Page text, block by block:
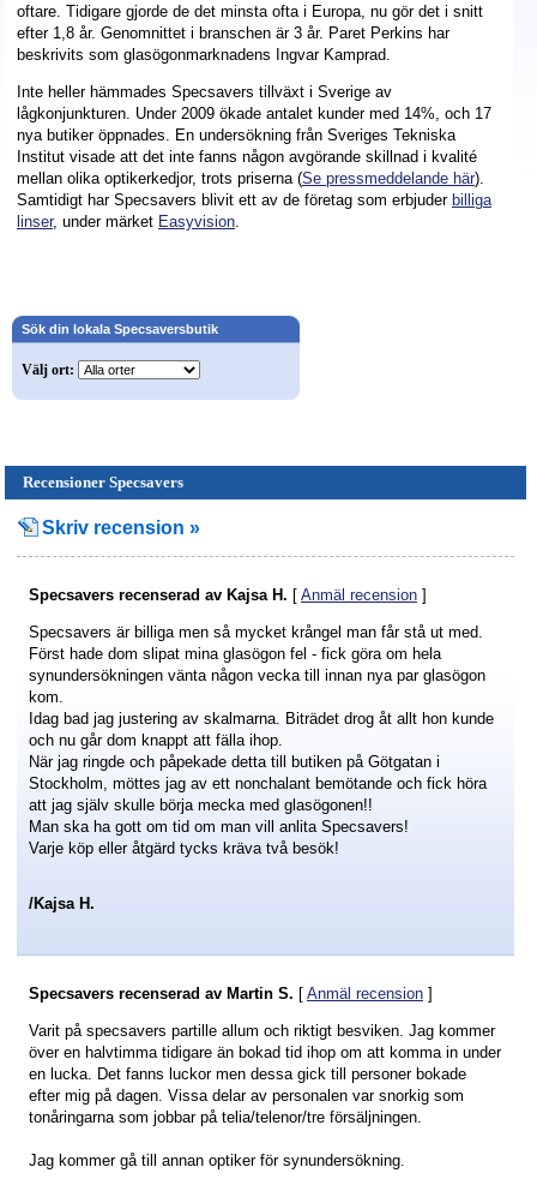
oftare. Tidigare gjorde de det minsta ofta i Europa, nu gör det i snitt
efter 1,8 år. Genomnittet i branschen är 3 år. Paret Perkins har
beskrivits som glasögonmarknadens Ingvar Kamprad.
Inte heller hämmades Specsavers tillväxt i Sverige av
lågkonjunkturen. Under 2009 ökade antalet kunder med 14%, och 17
nya butiker öppnades. En undersökning från Sveriges Tekniska
Institut visade att det inte fanns någon avgörande skillnad i kvalité
mellan olika optikerkedjor, trots priserna (Se pressmeddelande här).
Samtidigt har Specsavers blivit ett av de företag som erbjuder billiga
linser, under märket Easyvision.
Sök din lokala Specsaversbutik
Välj ort:
Recensioner Specsavers
Skriv recension »
Specsavers recenserad av Kajsa H. [ Anmäl recension ]
Specsavers är billiga men så mycket krångel man får stå ut med.
Först hade dom slipat mina glasögon fel - fick göra om hela
synundersökningen vänta någon vecka till innan nya par glasögon
kom.
Idag bad jag justering av skalmarna. Biträdet drog åt allt hon kunde
och nu går dom knappt att fälla ihop.
När jag ringde och påpekade detta till butiken på Götgatan i
Stockholm, möttes jag av ett nonchalant bemötande och fick höra
att jag själv skulle börja mecka med glasögonen!!
Man ska ha gott om tid om man vill anlita Specsavers!
Varje köp eller åtgärd tycks kräva två besök!
/Kajsa H.
Specsavers recenserad av Martin S. [ Anmäl recension ]
Varit på specsavers partille allum och riktigt besviken. Jag kommer
över en halvtimma tidigare än bokad tid ihop om att komma in under
en lucka. Det fanns luckor men dessa gick till personer bokade
efter mig på dagen. Vissa delar av personalen var snorkig som
tonåringarna som jobbar på telia/telenor/tre försäljningen.
Jag kommer gå till annan optiker för synundersökning.